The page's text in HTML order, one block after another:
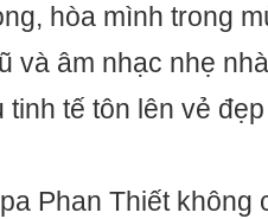
hòa mình trong
và âm nhạc nhẹ
tinh tế tôn lên vẻ
Phan Thiết không